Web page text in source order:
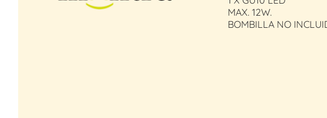
MAX. 12W.
BOMBILLA NO